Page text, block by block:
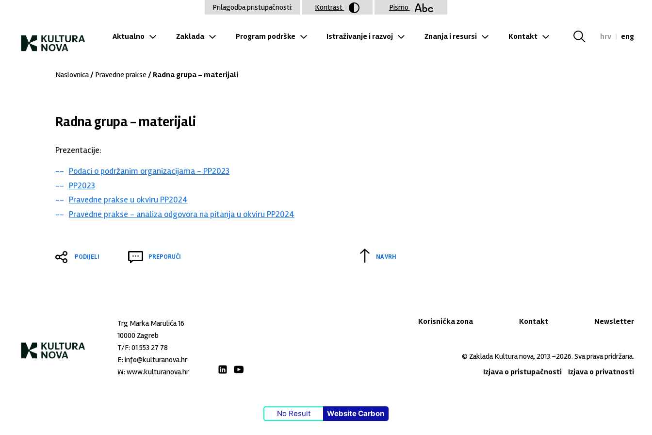
Aktualno Zaklada Program podrške Istraživanje i razvoj Znanja i resursi Kontakt hrv | eng
Naslovnica/ Pravedne prakse / Radna grupa - materijali
Radna grupa - materijali
Prezentacije:
Podaci o podržanim organizacijama - PP2023
PP2023
Pravedne prakse u okviru PP2024
Pravedne prakse - analiza odgovora na pitanja u okviru PP2024
PODIJELI PREPORUČI NA VRH
Trg Marka Marulića 16
10000 Zagreb
T/F: 01 553 27 78
E: info@kulturanova.hr
W: www.kulturanova.hr
Korisnička zona Kontakt Newsletter
© Zaklada Kultura nova, 2013.–2026. Sva prava pridržana.
Izjava o pristupačnosti
Izjava o privatnosti
No Result Website Carbon
Prilagodba pristupačnosti: Kontrast Pismo